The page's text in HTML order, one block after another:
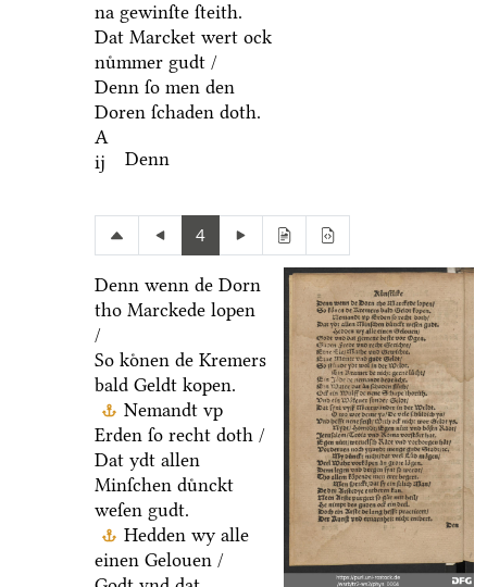
na gewinſte ſteith.
Dat Marcket wert ock
nuͤmmer gudt /
Denn ſo men den
Doren ſchaden doth.
A
ij
Denn
4
Denn wenn de Dorn
tho Marckede lopen
/
So koͤnen de Kremers
bald Geldt kopen.
Nemandt vp
Erden ſo recht doth /
Dat ydt allen
Minſchen duͤnckt
weſen gudt.
Hedden wy alle
einen Gelouen /